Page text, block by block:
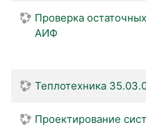
Проверка
АИФ
Теплотехника
Проектирование